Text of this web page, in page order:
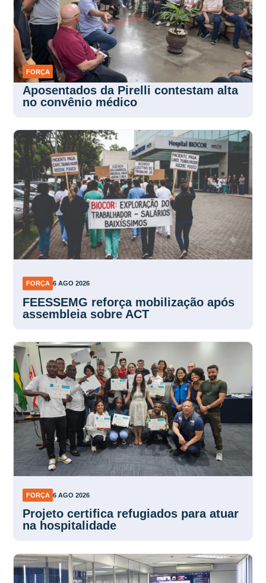
FORÇA 7 AGO 2026
Aposentados da Pirelli contestam alta
no convênio médico
FORÇA 6 AGO 2026
FEESSEMG reforça mobilização após
assembleia sobre ACT
FORÇA 6 AGO 2026
Projeto certifica refugiados para atuar
na hospitalidade